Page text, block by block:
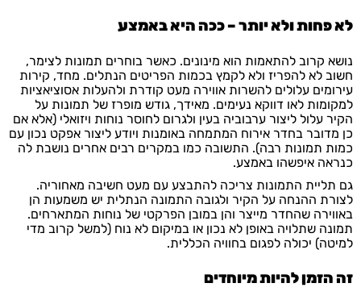
לא פחות ולא יותר – ככה היא באמצע
נושא קרוב להתאמות הוא מינונים. כאשר בוחרים תמונות לצימר,
חשוב לא להפריז ולא לקמץ בכמות הפריטים הנתלים. מחד, קירות
עירומים עלולים להשרות אווירה מעט קודרת ולהעלות אסוציאציות
למקומות לאו דווקא נעימים. מאידך, גודש מופרז של תמונות על
הקיר עלול ליצור ערבוביה בעין ולגרום לחוסר נוחות ויזואלי (אלא אם
כן מדובר בחדר אירוח המתמחה באומנות ויודע ליצור אפקט נכון עם
כמות תמונות רבה). התשובה כמו במקרים רבים אחרים נושבת לה
כנראה איפשהו באמצע.
גם תליית התמונות צריכה להתבצע עם מעט חשיבה מאחוריה.
לצורת ההנחה על הקיר ולגובה התמונה הנתלית יש משמעות הן
באווירה שהחדר מייצר והן במובן הפרקטי של נוחות המתארחים.
תמונה שתלויה באופן לא נכון או במיקום לא נוח (למשל קרוב מדי
למיטה) יכולה לפגום בחוויה הכללית.
זה הזמן להיות מיוחדים